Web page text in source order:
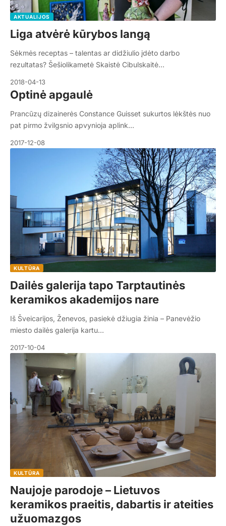
AKTUALIJOS
Liga atvėrė kūrybos langą
Sėkmės receptas – talentas ar didžiulio įdėto darbo
rezultatas? Šešiolikametė Skaistė Cibulskaitė…
2018-04-13
Optinė apgaulė
Prancūzų dizainerės Constance Guisset sukurtos lėkštės nuo
pat pirmo žvilgsnio apvynioja aplink…
2017-12-08
KULTŪRA
Dailės galerija tapo Tarptautinės
keramikos akademijos nare
Iš Šveicarijos, Ženevos, pasiekė džiugia žinia – Panevėžio
miesto dailės galerija kartu…
2017-10-04
KULTŪRA
Naujoje parodoje – Lietuvos
keramikos praeitis, dabartis ir ateities
užuomazgos